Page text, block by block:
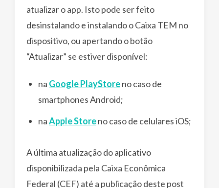
atualizar o app. Isto pode ser feito
desinstalando e instalando o Caixa TEM no
dispositivo, ou apertando o botão
“Atualizar” se estiver disponível:
na Google PlayStoreno caso de
smartphones Android;
naApple Storeno caso de celulares iOS;
A última atualização do aplicativo
disponibilizada pela Caixa Econômica
Federal (CEF) até a publicação deste post